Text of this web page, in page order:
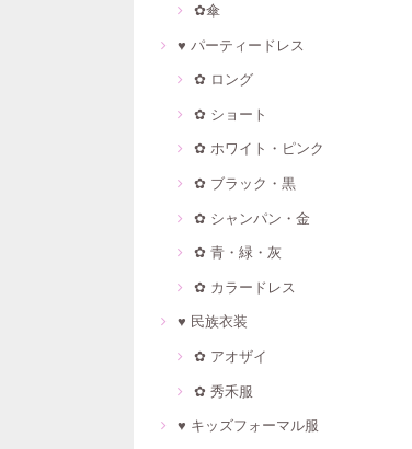
✿傘
♥ パーティードレス
✿ ロング
✿ ショート
✿ ホワイト・ピンク
✿ ブラック・黒
✿ シャンパン・金
✿ 青・緑・灰
✿ カラードレス
♥ 民族衣装
✿ アオザイ
✿ 秀禾服
♥ キッズフォーマル服